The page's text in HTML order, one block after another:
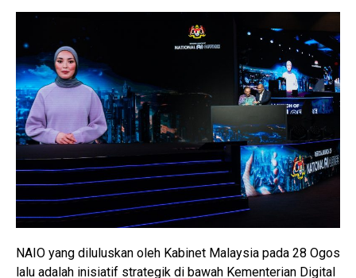
NAIO yang diluluskan oleh Kabinet Malaysia pada 28 Ogos
lalu adalah inisiatif strategik di bawah Kementerian Digital